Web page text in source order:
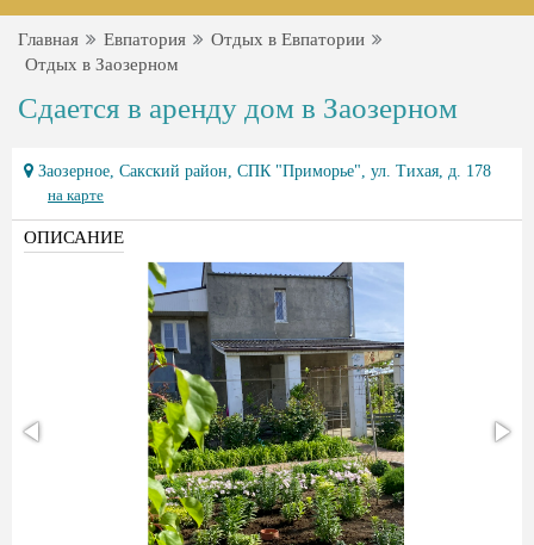
Главная Евпатория
Отдых в Евпатории
Отдых в Заозерном
Сдается в аренду дом в Заозерном
Заозерное, Сакский район, СПК "Приморье", ул. Тихая, д. 178
на карте
ОПИСАНИЕ